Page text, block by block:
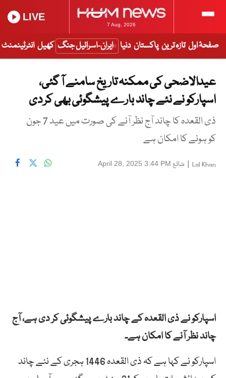
7 Aug, 2026
LIVE
صفحۂ اول تازہ ترین پاکستان دنیا ایران-اسرائیل جنگ کھیل انٹرٹینمنٹ
عیدالاضحی کی ممکنہ تاریخ سامنے آ گئی،
اسپارکو نے نئے چاند بارے پیشگوئی بھی کر دی
ذی القعدہ کا چاند آج نظر آنے کی صورت میں عید 7 جون
کو ہونے کا امکان ہے
Lal Khan
| شائع April 28, 2025 3:44 PM
اسپارکو نے ذی القعدہ کے چاند بارے پیشگوئی کر دی ہے، آج
چاند نظر آنے کا امکان ہے۔
اسپارکو نے کہا ہے کہ ذی القعدہ 1446 ہجری کے نئے چاند